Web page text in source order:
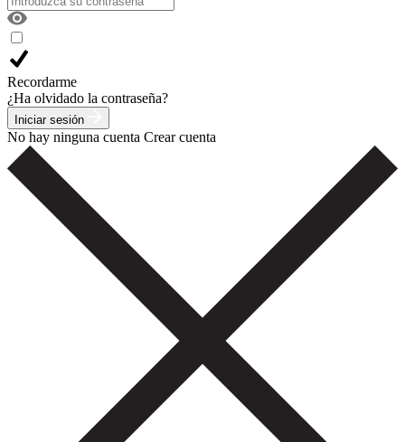
Recordarme
¿Ha olvidado la contraseña?
Iniciar sesión
No hay ninguna cuenta Crear cuenta